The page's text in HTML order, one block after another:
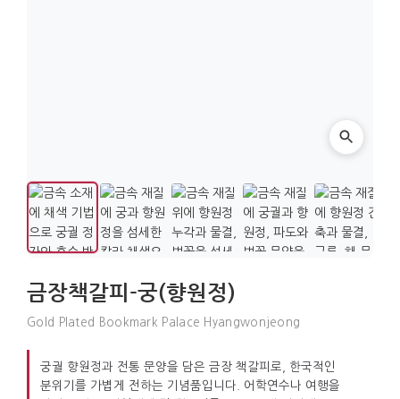
금장책갈피-궁(향원정)
Gold Plated Bookmark Palace Hyangwonjeong
궁궐 향원정과 전통 문양을 담은 금장 책갈피로, 한국적인
분위기를 가볍게 전하는 기념품입니다. 어학연수나 여행을